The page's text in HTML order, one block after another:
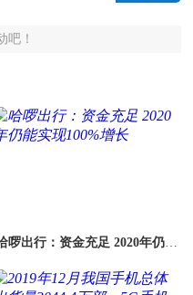
吧！
啰出行：资金充足 2020年仍能